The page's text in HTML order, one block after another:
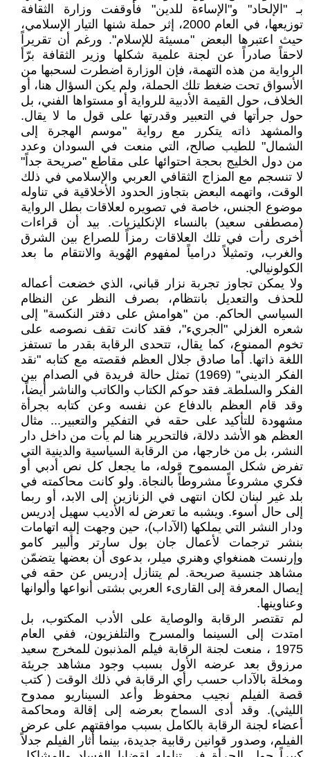
بـ "الإلحاد" و"الإساءة للدين" فأوقفت وزارة الثقافة
توزيعها، في العام 2000، إثر حملة شنها التيار الإسلامي،
حيث اعتبرها البعض "مسيئة للإسلام". ورغم أن تقريراً
لاحقاً صادراً عن لجنة علمية شكلها وزير الثقافة برّأ
الرواية من هذه التهمة، فإن الوزارة اضطرت لسحبها من
الأسواق تحت ضغط تلك الحملة، ولم يكن السؤال هنا، أو
الخلاف، حول القيمة الأدبية للرواية أو مستواها الفني، بل
حول جرأتها في التعبير وقدرتها على قول ما لا يقال.
والمشهد ذاته يتكرر مع رواية "موسم الهجرة إلى
الشمال" للطيب صالح، التي منعت في السودان وعدد
من دول الخليج بحجة احتوائها على مقاطع "صريحة جداً"
لا تنسجم مع المزاج الثقافي العربي والإسلامي في ذلك
الوقت، واتهمه البعض بتجاوز الحدود الأخلاقية في تناوله
موضوع الجنس، خاصة في تصويره لعلاقات بطل الرواية
(مصطفى سعيد) بالنساء الإنكليزيات. بيد أن قراءات
أخرى رأت في تلك العلاقات رمزاً للصراع بين الشرق
والغرب، وتمثيلاً درامياً لمفهوم الهُوية والانتقام ما بعد
الكولونيالي.
ولا يمكن تجاوز تجربة نزار قباني، الذي خضعت أعماله
للحذف والتعديل بانتظام، بصرف النظر عن النظام
السياسي الحاكم. من "هوامش على دفتر النكسة" إلى
شعره الغزلي "الجريء"، فقد كانت تقف نصوصه على
تخوم الممنوع، كما يقال، تتحدى الرقابة بقدر ما تستفز
اللغة ذاتها. أما صادق جلال العظم فقصته مع كتابه "نقد
الفكر الديني" (1969) تمثل حالة فريدة في الصدام بين
الفكر والسلطةـ فقد حوكم الكتاب والكاتب والناشر أيضاً،
وقد قام العظم بالدفاع عن نفسه وعن كتابه بجرأة
مشهودة للتأكيد على حقه في التفكير والتعبير... مثال
العظم هو الأشد دلالة، فالتحرير هنا لم يأت من داخل دار
النشر، بل من خارجها، من الرقابة السياسية والدينية التي
تفرض شكل المسموح قوله، ما يجعل كل نص أدبي أو
فكري مشروعاً مشروطاً بالنجاة. ولو كانت محاكمته في
بلد غير لبنان لكان انتهى في الزنازين إلى الابد، أو ربما
إلى حال أسوء. ويشبه ما تعرض له الأديب سهيل إدريس
ودار النشر التي يملكها (الآداب)، حين وجهت إليه اتهامات
بنشر ترجمات لأعمال جان بول سارتر وألبير كامو
وإرنست همنغواي وهنري ميلر، بدعوى أن بعضها يتضمّن
مشاهد جنسية صريحة. لم يتنازل إدريس عن حقه في
إيصال المعرفة إلى القارىء العربي بشتى أنواعها وألوانها
وعناوينها.
لم تقتصر الرقابة والوصاية على الأدب المكتوب، بل
امتدت إلى السينما والمسرح والتلفزيون، ففي العام
1975 ، منعت لجنة الرقابة فيلم المذنبون للمخرج سعيد
مرزوق بعد عرضه الأول بسبب وجود مشاهد جريئة
ومخلة بالآداب حسب رأي الرقابة في ذلك الوقت ( كتب
قصة الفيلم نجيب محفوظ وأعد السيناريو ممدوح
الليثي). وقد أدى السماح بعرضه إلى إقالة ومحاكمة
أعضاء لجنة الرقابة بالكامل بسبب موافقتهم على عرض
الفيلم، وصدور قوانين رقابية جديدة، بينما أثار الفيلم جدلاً